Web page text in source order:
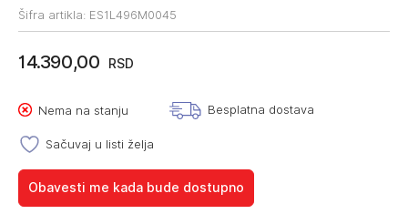
Šifra artikla: ES1L496M0045
14.390,00 RSD
Nema na stanju Besplatna dostava
Sačuvaj u listi želja
Obavesti me kada bude dostupno